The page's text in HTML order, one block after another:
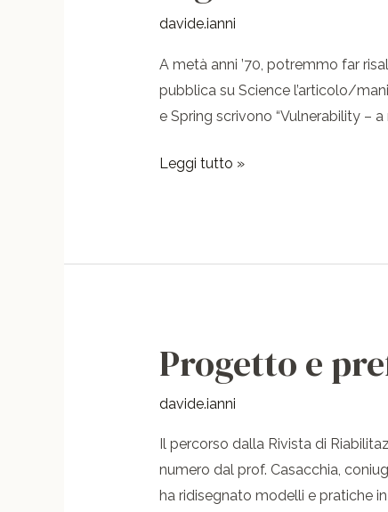
davide.ianni
A metà anni ’70, potremmo far
pubblica su Science l’articolo/
e Spring scrivono “Vulnerability –
ricerca
e
organizzazione
dei
inLeggi tutto »
Progetto e
davide.ianni
Il percorso dalla Rivista di
numero dal prof. Casacchia,
ha ridisegnato modelli e pratiche
Progetto
e
prefazione